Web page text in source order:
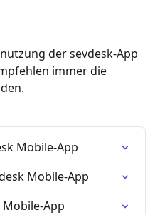
der sevdesk-App
immer die
Mobile-App
Mobile-App
App